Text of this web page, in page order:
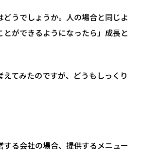
どうでしょうか。人の場合と同じよ
とができるようになったら」成長と
えてみたのですが、どうもしっくり
る会社の場合、提供するメニュー